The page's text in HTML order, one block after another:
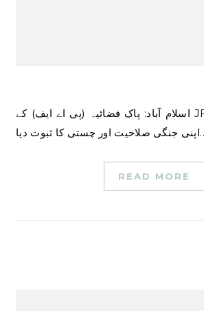
اسلام آباد: پاک فضائیہ (پی اے ایف) کے JF-17 لڑاکا طیارے نے
کا ثبوت دیا…
READ MORE